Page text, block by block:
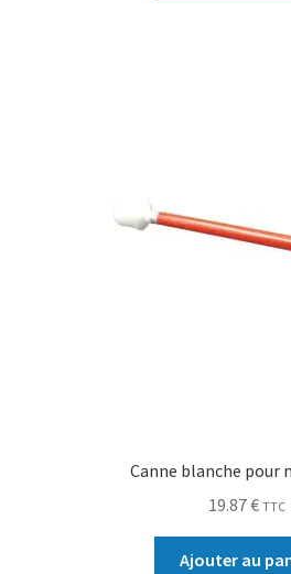
Canne blanche pour
19.87€ TTC
Ajouter au